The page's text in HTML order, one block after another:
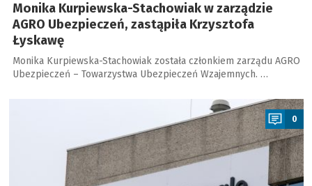
Monika Kurpiewska-Stachowiak w zarządzie
AGRO Ubezpieczeń, zastąpiła Krzysztofa
Łyskawę
Monika Kurpiewska-Stachowiak została członkiem zarządu AGRO
Ubezpieczeń – Towarzystwa Ubezpieczeń Wzajemnych. …
0